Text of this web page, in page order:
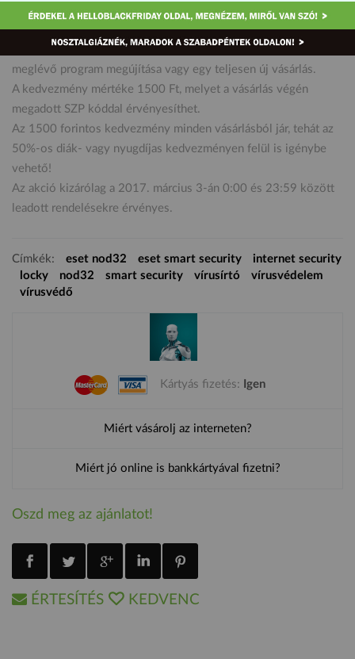
SzabadPéntekre a nod32virusirto.hu stábja is kedvezményt ad
vásárlóinak, korlátozás nélkül minden termékre. Legyen az
meglévő program megújítása vagy egy teljesen új vásárlás.
A kedvezmény mértéke 1500 Ft, melyet a vásárlás végén
megadott SZP kóddal érvényesíthet.
Az 1500 forintos kedvezmény minden vásárlásból jár, tehát az
50%-os diák- vagy nyugdíjas kedvezményen felül is igénybe
vehető!
Az akció kizárólag a 2017. március 3-án 0:00 és 23:59 között
leadott rendelésekre érvényes.
Címkék: eset nod32 eset smart security
internet security
locky
nod32 smart security vírusírtó
vírusvédelem
vírusvédő
Kártyás fizetés: Igen
Miért vásárolj az interneten?
Miért jó online is bankkártyával fizetni?
Oszd meg az ajánlatot!
ÉRTESÍTÉS KEDVENC